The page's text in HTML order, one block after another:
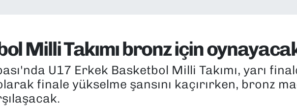
Milli Takımı bronz için
U17 Erkek Basketbol Milli Takımı, yarı
finale yükselme şansını kaçırırken, bronz